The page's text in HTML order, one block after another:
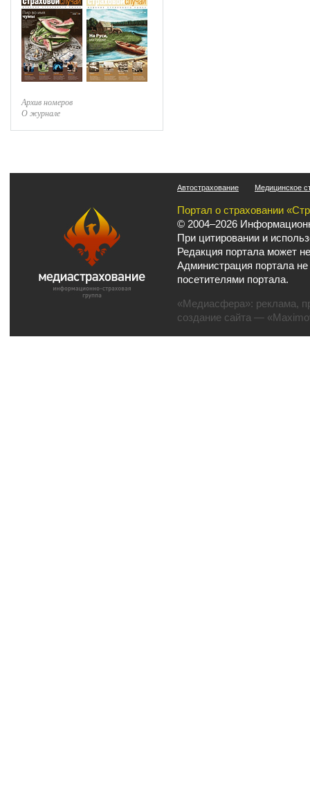
Архив номеров
О журнале
Автострахование Медицинское
Портал о страховании
© 2004–2026
При цитировании и
Редакция портала может
Администрация портала
посетителями портала.
«Медиасфера»: реклама,
создание сайта —